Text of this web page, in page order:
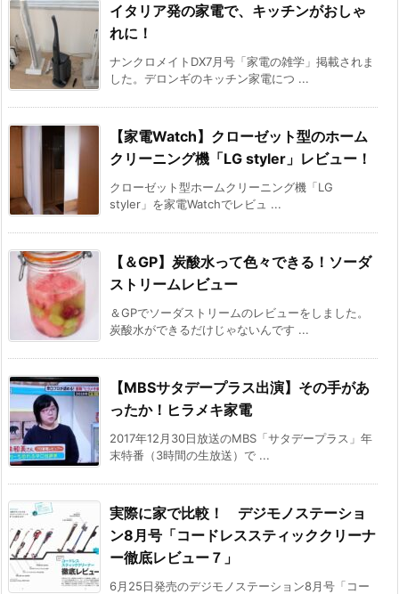
イタリア発の家電で、キッチンがおしゃ
れに！
ナンクロメイトDX7月号「家電の雑学」掲載されま
した。デロンギのキッチン家電につ ...
【家電Watch】クローゼット型のホーム
クリーニング機「LG styler」レビュー！
クローゼット型ホームクリーニング機「LG
styler」を家電Watchでレビュ ...
【＆GP】炭酸水って色々できる！ソーダ
ストリームレビュー
＆GPでソーダストリームのレビューをしました。
炭酸水ができるだけじゃないんです ...
【MBSサタデープラス出演】その手があ
ったか！ヒラメキ家電
2017年12月30日放送のMBS「サタデープラス」年
末特番（3時間の生放送）で ...
実際に家で比較！ デジモノステーショ
ン8月号「コードレススティッククリーナ
ー徹底レビュー７」
6月25日発売のデジモノステーション8月号「コー